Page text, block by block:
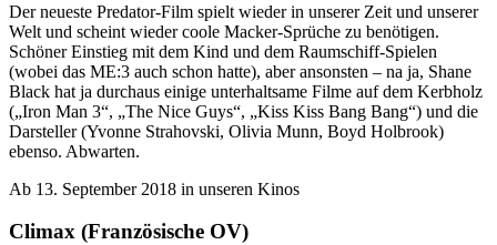
Der neueste Predator-Film spielt wieder in unserer Zeit und unserer
Welt und scheint wieder coole Macker-Sprüche zu benötigen.
Schöner Einstieg mit dem Kind und dem Raumschiff-Spielen
(wobei das ME:3 auch schon hatte), aber ansonsten – na ja, Shane
Black hat ja durchaus einige unterhaltsame Filme auf dem Kerbholz
(„Iron Man 3“, „The Nice Guys“, „Kiss Kiss Bang Bang“) und die
Darsteller (Yvonne Strahovski, Olivia Munn, Boyd Holbrook)
ebenso. Abwarten.
Ab 13. September 2018 in unseren Kinos
Climax (Französische OV)